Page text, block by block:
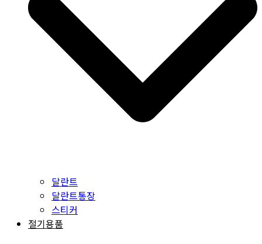
달란트
달란트통장
스티커
절기용품